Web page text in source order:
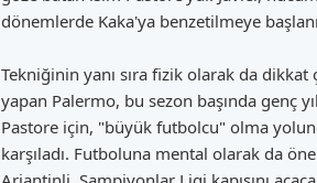
dönemlerde Kaka'ya benzetilmeye
Tekniğinin yanı sıra fizik olarak da dikkat
yapan Palermo, bu sezon başında genç
Pastore için, "büyük futbolcu" olma
karşıladı. Futboluna mental olarak da